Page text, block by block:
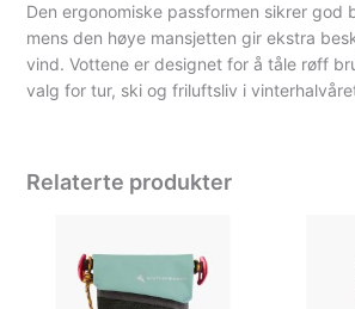
Den ergonomiske passformen sikrer god
mens den høye mansjetten gir ekstra
vind. Vottene er designet for å tåle røff
valg for tur, ski og friluftsliv i
Relaterte produkter